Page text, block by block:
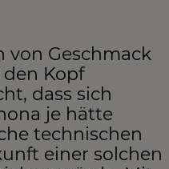
von Geschmack
Kopf
dass sich
je hätte
technischen
einer solchen